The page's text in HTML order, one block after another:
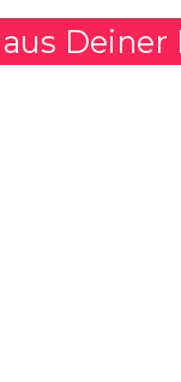
Deiner